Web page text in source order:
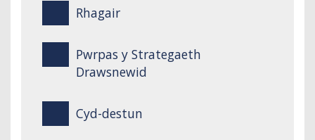
Rhagair
Pwrpas y Strategaeth
Drawsnewid
Cyd-destun